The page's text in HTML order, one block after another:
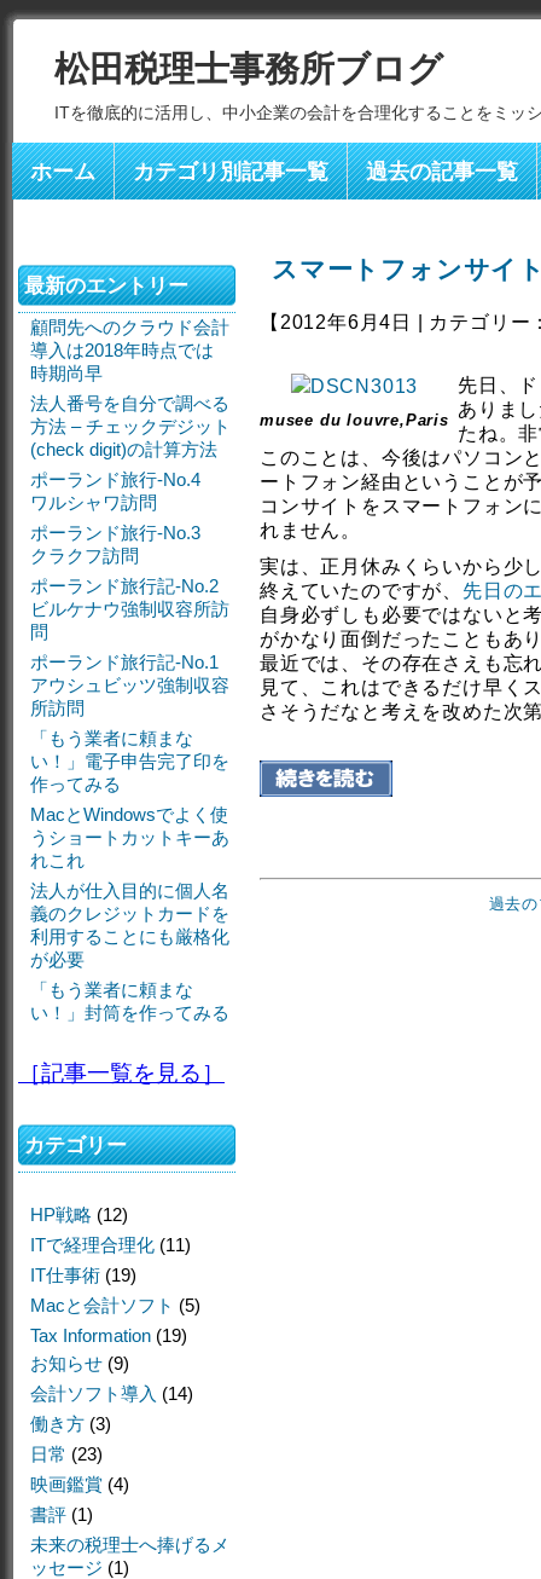
松田税理士事務所ブログ
ITを徹底的に活用し、中小企業の会計を合理化することをミッ
ホーム カテゴリ別記事一覧 過去の記事一覧
スマートフォンサイ
【2012年6月4日 | カテゴリー
musee du louvre,Paris
先日、
ありま
たね。
このことは、今後はパソコン
ートフォン経由ということが
コンサイトをスマートフォン
れません。
実は、正月休みくらいから少
終えていたのですが、 先日の
自身必ずしも必要ではないと
がかなり面倒だったこともあ
最近では、その存在さえも忘
見て、これはできるだけ早く
さそうだなと考えを改めた次
過去
最新のエントリー
顧問先へのクラウド会計
導入は2018年時点では
時期尚早
法人番号を自分で調べる
方法 – チェックデジット
(check digit)の計算方法
ポーランド旅行-No.4
ワルシャワ訪問
ポーランド旅行-No.3
クラクフ訪問
ポーランド旅行記-No.2
ビルケナウ強制収容所訪
問
ポーランド旅行記-No.1
アウシュビッツ強制収容
所訪問
「もう業者に頼まな
い！」電子申告完了印を
作ってみる
MacとWindowsでよく使
うショートカットキーあ
れこれ
法人が仕入目的に個人名
義のクレジットカードを
利用することにも厳格化
が必要
「もう業者に頼まな
い！」封筒を作ってみる
［記事一覧を見る］
カテゴリー
HP戦略 (12)
ITで経理合理化 (11)
IT仕事術 (19)
Macと会計ソフト (5)
Tax Information (19)
お知らせ (9)
会計ソフト導入 (14)
働き方 (3)
日常 (23)
映画鑑賞 (4)
書評 (1)
未来の税理士へ捧げるメ
ッセージ (1)